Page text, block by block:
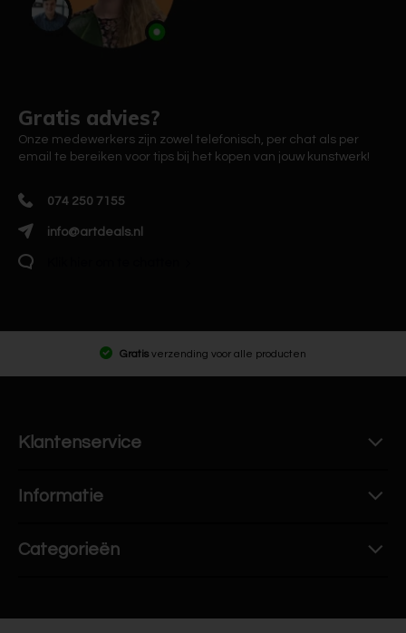
Gratis advies?
Onze medewerkers zijn zowel telefonisch, per chat als per
email te bereiken voor tips bij het kopen van jouw kunstwerk!
074 250 7155
info@artdeals.nl
Gratis verzending voor alle producten
Klantenservice
Informatie
Categorieën